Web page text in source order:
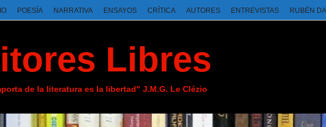
POESÍA NARRATIVA ENSAYOS CRÍTICA AUTORES ENTREVISTAS RUBÉN
Libres
de la literatura es la libertad" J.M.G. Le Clézio